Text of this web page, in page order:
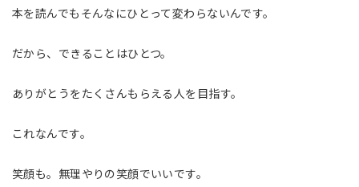
本を読んでもそんなにひとって変わらないんです。
だから、できることはひとつ。
ありがとうをたくさんもらえる人を目指す。
これなんです。
笑顔も。無理やりの笑顔でいいです。